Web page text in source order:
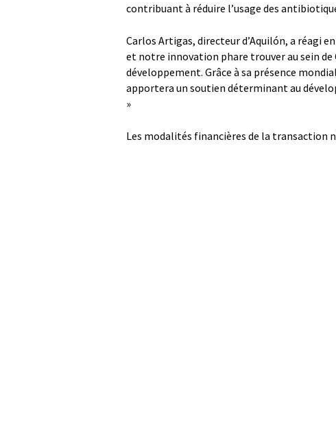
contribuant à réduire l’usage des
Carlos Artigas, directeur d’Aquilón, a réagi
et notre innovation phare trouver au sein
développement. Grâce à sa présence
apportera un soutien déterminant au
»
Les modalités financières de la transaction